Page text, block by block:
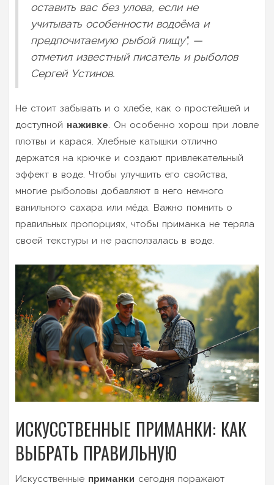
оставить вас без улова, если не
учитывать особенности водоёма и
предпочитаемую рыбой пищу", —
отметил известный писатель и рыболов
Сергей Устинов.
Не стоит забывать и о хлебе, как о простейшей и
доступной наживке. Он особенно хорош при ловле
плотвы и карася. Хлебные катышки отлично
держатся на крючке и создают привлекательный
эффект в воде. Чтобы улучшить его свойства,
многие рыболовы добавляют в него немного
ванильного сахара или мёда. Важно помнить о
правильных пропорциях, чтобы приманка не теряла
своей текстуры и не расползалась в воде.
ИСКУССТВЕННЫЕ ПРИМАНКИ: КАК
ВЫБРАТЬ ПРАВИЛЬНУЮ
Искусственные приманки сегодня поражают